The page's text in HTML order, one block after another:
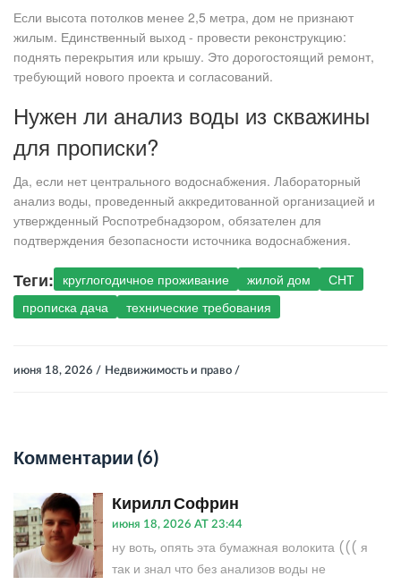
Если высота потолков менее 2,5 метра, дом не признают
жилым. Единственный выход - провести реконструкцию:
поднять перекрытия или крышу. Это дорогостоящий ремонт,
требующий нового проекта и согласований.
Нужен ли анализ воды из скважины
для прописки?
Да, если нет центрального водоснабжения. Лабораторный
анализ воды, проведенный аккредитованной организацией и
утвержденный Роспотребнадзором, обязателен для
подтверждения безопасности источника водоснабжения.
Теги: круглогодичное проживание жилой дом
СНТ
прописка дача
технические требования
июня 18, 2026 / Недвижимость и право /
Комментарии (6)
Кирилл Софрин
июня 18, 2026 AT 23:44
ну воть, опять эта бумажная волокита ((( я
так и знал что без анализов воды не